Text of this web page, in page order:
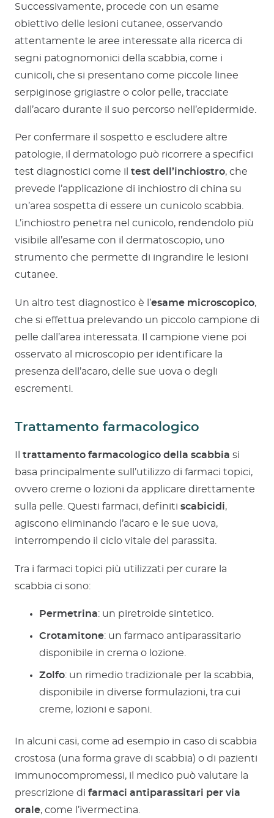
Successivamente, procede con un esame
obiettivo delle lesioni cutanee, osservando
attentamente le aree interessate alla ricerca di
segni patognomonici della scabbia, come i
cunicoli, che si presentano come piccole linee
serpiginose grigiastre o color pelle, tracciate
dall’acaro durante il suo percorso nell’epidermide.
Per confermare il sospetto e escludere altre
patologie, il dermatologo può ricorrere a specifici
test diagnostici come il test dell’inchiostro, che
prevede l’applicazione di inchiostro di china su
un’area sospetta di essere un cunicolo scabbia.
L’inchiostro penetra nel cunicolo, rendendolo più
visibile all’esame con il dermatoscopio, uno
strumento che permette di ingrandire le lesioni
cutanee.
Un altro test diagnostico è l’esame microscopico,
che si effettua prelevando un piccolo campione di
pelle dall’area interessata. Il campione viene poi
osservato al microscopio per identificare la
presenza dell’acaro, delle sue uova o degli
escrementi.
Trattamento farmacologico
trattamento farmacologico della scabbia si
basa principalmente sull’utilizzo di farmaci topici,
ovvero creme o lozioni da applicare direttamente
sulla pelle. Questi farmaci, definiti scabicidi,
agiscono eliminando l’acaro e le sue uova,
interrompendo il ciclo vitale del parassita.
Tra i farmaci topici più utilizzati per curare la
scabbia ci sono:
Permetrina: un piretroide sintetico.
Crotamitone: un farmaco antiparassitario
disponibile in crema o lozione.
Zolfo: un rimedio tradizionale per la scabbia,
disponibile in diverse formulazioni, tra cui
creme, lozioni e saponi.
In alcuni casi, come ad esempio in caso di scabbia
crostosa (una forma grave di scabbia) o di pazienti
immunocompromessi, il medico può valutare la
prescrizione di farmaci antiparassitari per via
orale, come l’ivermectina.